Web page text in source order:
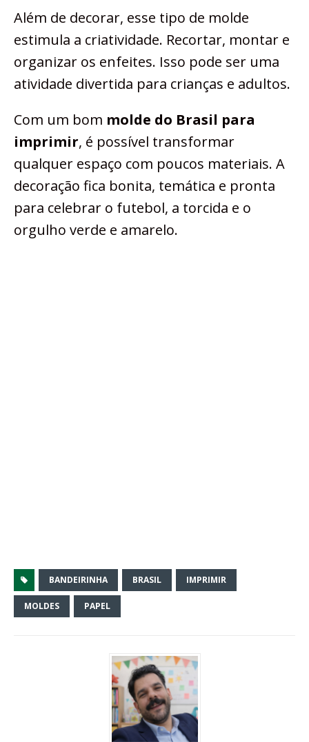
Além de decorar, esse tipo de molde
estimula a criatividade. Recortar, montar e
organizar os enfeites. Isso pode ser uma
atividade divertida para crianças e adultos.
Com um bom molde do Brasil para
imprimir, é possível transformar
qualquer espaço com poucos materiais. A
decoração fica bonita, temática e pronta
para celebrar o futebol, a torcida e o
orgulho verde e amarelo.
BANDEIRINHA BRASIL IMPRIMIR
MOLDES PAPEL